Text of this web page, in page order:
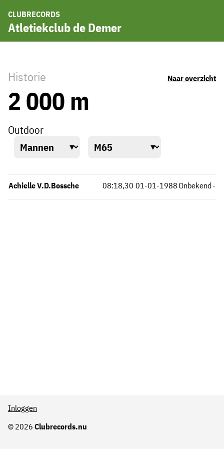
CLUBRECORDS
Atletiekclub de Demer
Historie Naar overzicht
2 000 m
Outdoor
Achielle V.D.Bossche Onbekend
08:18,30 -
01-01-1988
© 2026 Clubrecords.nu
Inloggen